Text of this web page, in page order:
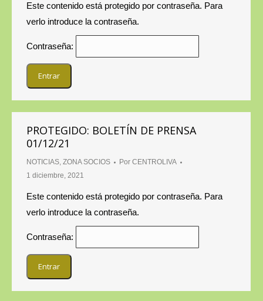
Este contenido está protegido por contraseña. Para
verlo introduce la contraseña.
Contraseña:
PROTEGIDO: BOLETÍN DE PRENSA
01/12/21
NOTICIAS, ZONA SOCIOS Por CENTROLIVA
1 diciembre, 2021
Este contenido está protegido por contraseña. Para
verlo introduce la contraseña.
Contraseña: